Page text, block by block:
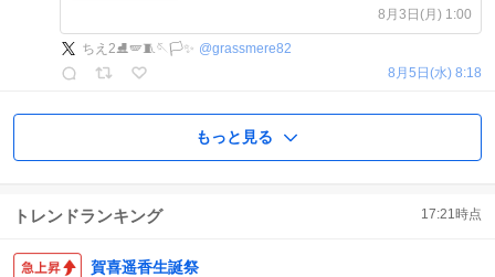
羽生さん監修の #プーさん グッズなど
を 10月上旬より渋谷TSUTAYA 1Fほ
かで発売予定。 詳細発表をお楽しみ
8月3日(月) 1:00
ちえ2⛸️🪽🧵🪡🏳️✨ @grassmere82
8月5日(水) 8:18
もっと見る
トレンドランキング 17:21時点
賀喜遥香生誕祭